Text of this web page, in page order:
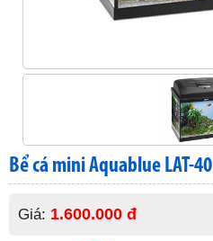
Bể cá mini Aquablue LAT-40
Giá: 1.600.000 đ